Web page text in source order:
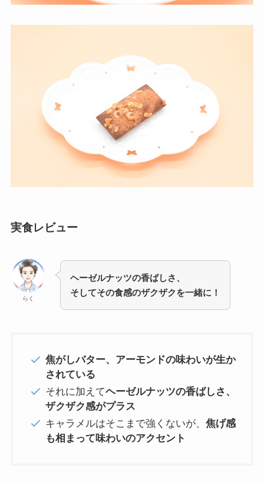
実食レビュー
らく
ヘーゼルナッツの香ばしさ、
そしてその食感のザクザクを一緒に！
焦がしバター、アーモンドの味わいが生か
されている
それに加えてヘーゼルナッツの香ばしさ、
ザクザク感がプラス
キャラメルはそこまで強くないが、焦げ感
も相まって味わいのアクセント